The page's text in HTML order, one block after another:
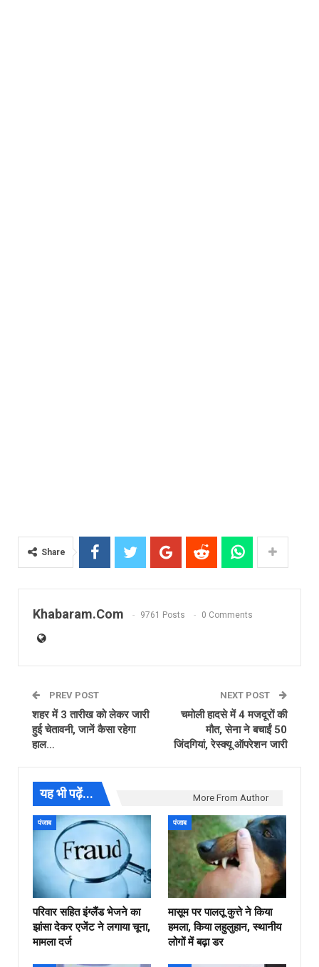
Share
Khabaram.Com 9761 Posts 0 Comments
PREV POST
शहर में 3 तारीख को लेकर जारी
हुई चेतावनी, जानें कैसा रहेगा
हाल…
NEXT POST
चमोली हादसे में 4 मजदूरों की
मौत, सेना ने बचाईं 50
जिंदगियां, रेस्क्यू ऑपरेशन जारी
यह भी पढ़ें... More From Author
पंजाब
परिवार सहित इंग्लैंड भेजने का
झांसा देकर एजेंट ने लगाया चूना,
मामला दर्ज
पंजाब
मासूम पर पालतू कुत्ते ने किया
हमला, किया लहुलुहान, स्थानीय
लोगों में बढ़ा डर